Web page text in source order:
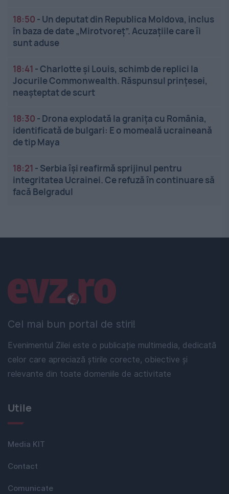
18:50 - Un deputat din Republica Moldova, inclus
în baza de date „Mirotvoreț”. Acuzațiile care îi
sunt aduse
18:41 -Charlotte și Louis, schimb de replici la
Jocurile Commonwealth. Răspunsul prințesei,
neașteptat de scurt
18:30 - Drona explodată la granița cu România,
identificată de bulgari: E o momeală ucraineană
de tip Maya
18:21 - Serbia își reafirmă sprijinul pentru
integritatea Ucrainei. Ce refuză în continuare să
facă Belgradul
Cel mai bun portal de stiri!
Evenimentul Zilei este o publicație multimedia, dedicată
celor care apreciază știrile corecte, obiective și
relevante din toate domeniile de activitate
Linkuri utile
Utile
Media KIT
Contact
Comunicate